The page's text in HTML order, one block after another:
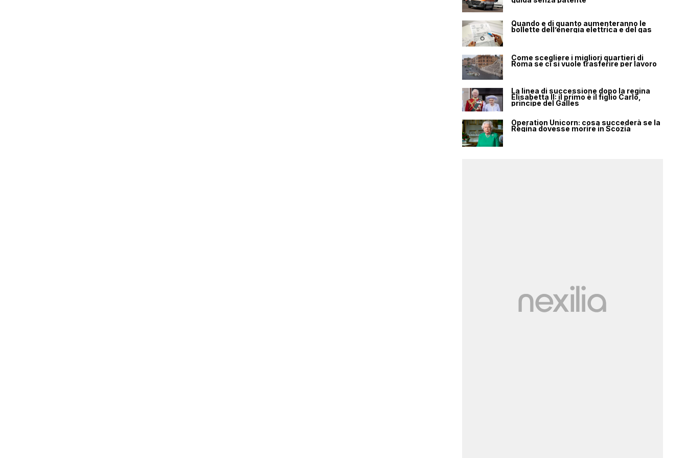
Quando e di quanto aumenteranno le
bollette dell’energia elettrica e del gas
Come scegliere i migliori quartieri di
Roma se ci si vuole trasferire per lavoro
La linea di successione dopo la regina
Elisabetta II: il primo è il figlio Carlo,
principe del Galles
Operation Unicorn: cosa succederà se la
Regina dovesse morire in Scozia